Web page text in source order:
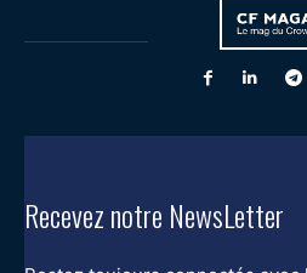
Recevez notre NewsLetter